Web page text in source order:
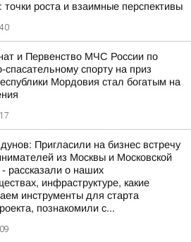
точки роста и взаимные перспективы
и Первенство МЧС России по
спасательному спорту на приз
Мордовия стал богатым на
Пригласили на бизнес встречу
из Москвы и Московской
- рассказали о наших
инфраструктуре, какие
инструменты для старта
познакомили с...